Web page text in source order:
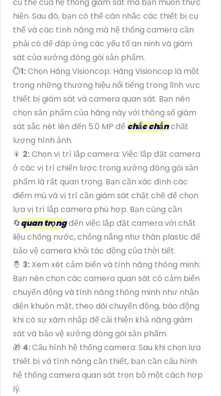
hiện. Sau đó, bạn có thể cân nhắc các thiết bị cụ
thể và các tính năng mà hệ thống camera cần
phải có để đáp ứng các yếu tố an ninh và giám
sát của xưởng đóng gói sản phẩm.
💮1:Chọn Hãng Visioncop: Hãng Visioncop là một
trong những thương hiệu nổi tiếng trong lĩnh vực
thiết bị giám sát và camera quan sát. Bạn nên
chọn sản phẩm của hãng này với thông số giám
sát sắc nét lên đến 5.0 MP để chắc chắnchất
lượng hình ảnh.
🎇 2:Chọn vị trí lắp camera: Việc lắp đặt camera
ở các vị trí chiến lược trong xưởng đóng gói sản
phẩm là rất quan trọng. Bạn cần xác định các
điểm mù và vị trí cần giám sát chặt chẽ để chọn
lựa vị trí lắp camera phù hợp. Bạn cũng cần
🔄quan trọngđến việc lắp đặt camera với chất
liệu chống nước, chống nắng như thân plastic để
bảo vệ camera khỏi tác động của thời tiết.
🤴 3: Xem xét cảm biến và tính năng thông minh:
Bạn nên chọn các camera quan sát có cảm biến
chuyển động và tính năng thông minh như nhận
diện khuôn mặt, theo dõi chuyển động, báo động
khi có sự xâm nhập để cải thiện khả năng giám
sát và bảo vệ xưởng đóng gói sản phẩm.
🎁 4:Cấu hình hệ thống camera: Sau khi chọn lựa
thiết bị và tính năng cần thiết, bạn cần cấu hình
hệ thống camera quan sát trọn bộ một cách hợp
lý.